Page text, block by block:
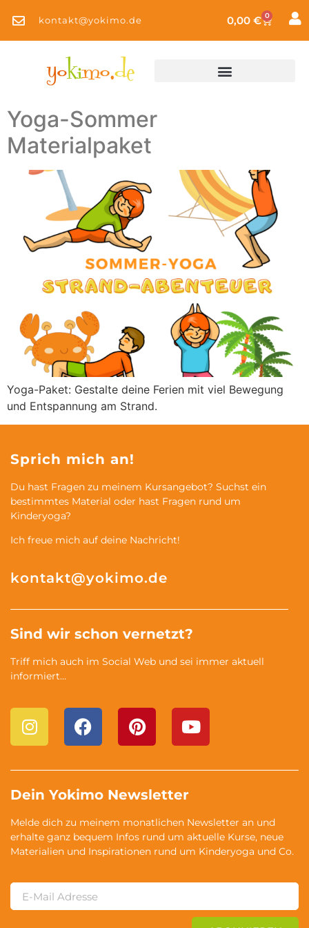
kontakt@yokimo.de 0,00 € 0
Yoga-Sommer
Materialpaket
Yoga-Paket: Gestalte deine Ferien mit viel Bewegung
und Entspannung am Strand.
Sprich mich an!
Du hast Fragen zu meinem Kursangebot? Suchst ein
bestimmtes Material oder hast Fragen rund um
Kinderyoga?
Ich freue mich auf deine Nachricht!
kontakt@yokimo.de
Sind wir schon vernetzt?
Triff mich auch im Social Web und sei immer aktuell
informiert…
Dein Yokimo Newsletter
Melde dich zu meinem monatlichen Newsletter an und
erhalte ganz bequem Infos rund um aktuelle Kurse, neue
Materialien und Inspirationen rund um Kinderyoga und Co.